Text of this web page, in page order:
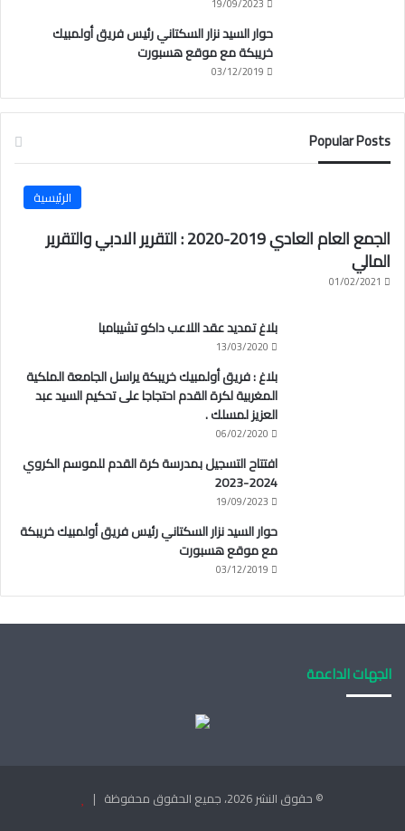
19/09/2023
حوار السيد نزار السكتاني رئيس فريق أولمبيك
خريبكة مع موقع هسبورت
03/12/2019
Popular Posts
الرئيسية
الجمع العام العادي 2019-2020 : التقرير الادبي والتقرير
المالي
01/02/2021
بلاغ تمديد عقد اللاعب داكو تشيبامبا
13/03/2020
بلاغ : فريق أولمبيك خريبكة يراسل الجامعة الملكية
المغربية لكرة القدم احتجاجا على تحكيم السيد عبد
العزيز لمسلك .
06/02/2020
افتتاح التسجيل بمدرسة كرة القدم للموسم الكروي
2024-2023
19/09/2023
حوار السيد نزار السكتاني رئيس فريق أولمبيك خريبكة
مع موقع هسبورت
03/12/2019
الجهات الداعمة
© حقوق النشر 2026، جميع الحقوق محفوظة |